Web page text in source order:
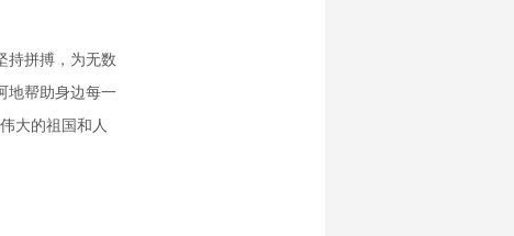
拼搏，为无数
地帮助身边每一
大的祖国和人